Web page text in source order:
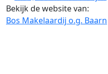
Bekijk de website van:
Bos Makelaardij o.g. Baarn